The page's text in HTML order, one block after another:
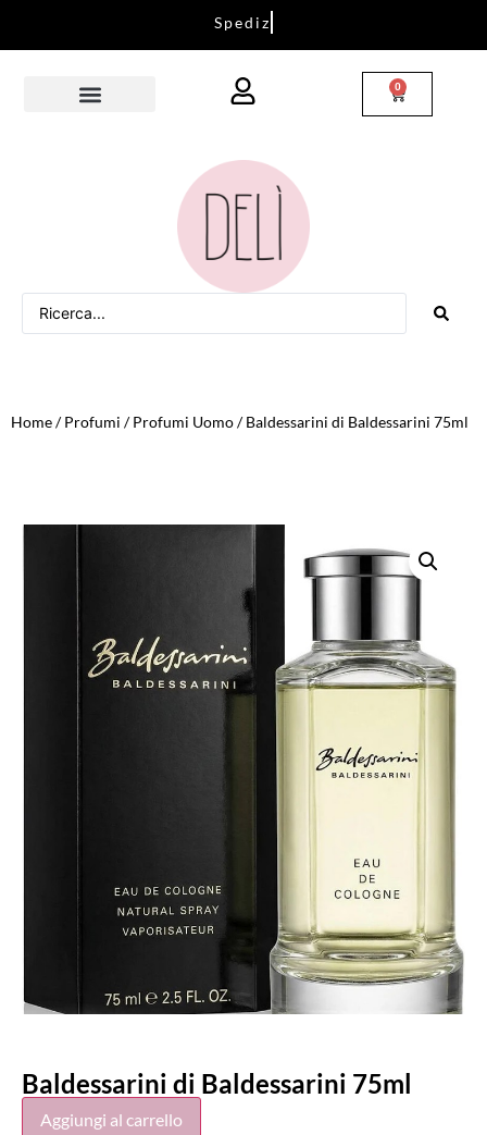
0
Home/Profumi /Profumi Uomo/ Baldessarini di Baldessarini 75ml
Baldessarini di Baldessarini 75ml
Aggiungi al carrello